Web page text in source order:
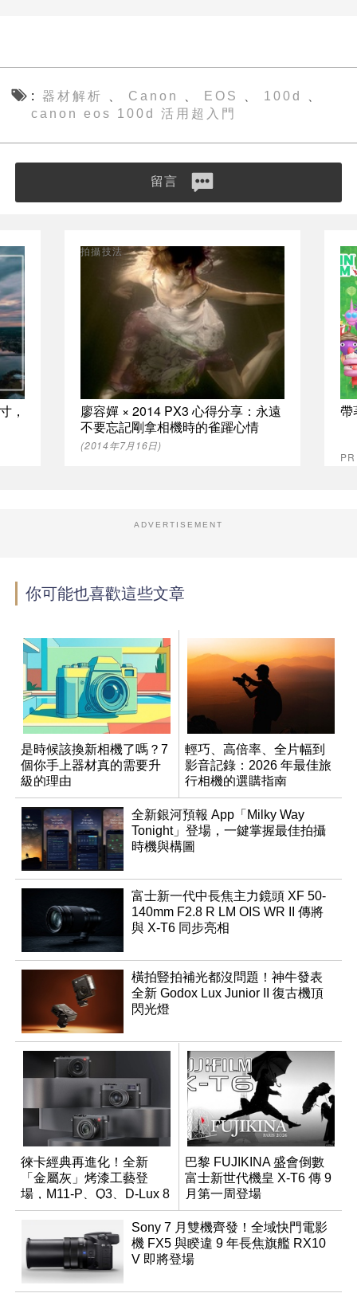
器材解析 Canon EOS 100d
canon eos 100d 活用超入門
留言
，
廖容嬋 × 2014 PX3 心得分享：永遠
不要忘記剛拿相機時的雀躍心情
拍攝技法
(2014年7月16日)
帶
ADVERTISEMENT
你可能也喜歡這些文章
是時候該換新相機了嗎？7
個你手上器材真的需要升
級的理由
輕巧、高倍率、全片幅到
影音記錄：2026 年最佳旅
行相機的選購指南
全新銀河預報 App「Milky Way
Tonight」登場，一鍵掌握最佳拍攝
時機與構圖
富士新一代中長焦主力鏡頭 XF 50-
140mm F2.8 R LM OIS WR II 傳將
與 X-T6 同步亮相
橫拍豎拍補光都沒問題！神牛發表
全新 Godox Lux Junior II 復古機頂
閃光燈
徠卡經典再進化！全新
「金屬灰」烤漆工藝登
場，M11-P、Q3、D-Lux 8
領銜換裝
巴黎 FUJIKINA 盛會倒數
富士新世代機皇 X-T6 傳 9
月第一周登場
Sony 7 月雙機齊發！全域快門電影
機 FX5 與睽違 9 年長焦旗艦 RX10
V 即將登場